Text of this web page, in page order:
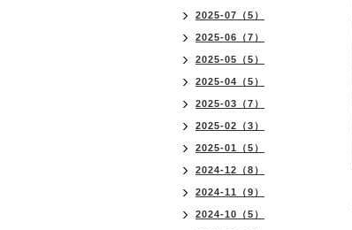
2025-07（5）
2025-06（7）
2025-05（5）
2025-04（5）
2025-03（7）
2025-02（3）
2025-01（5）
2024-12（8）
2024-11（9）
2024-10（5）